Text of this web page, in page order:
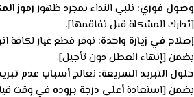
وصول فوري: نلبي النداء بمجرد ظهور رموز
[تدارك المشكلة قبل تفاقمها].
إصلاح في زيارة واحدة: نوفر قطع غيار لكافة
يضمن [إنهاء العطل دون تأجيل].
حلول التبريد السريعة: نعالجأسباب عدم
يضمن [استعادةأعلى درجة بروده في وقت